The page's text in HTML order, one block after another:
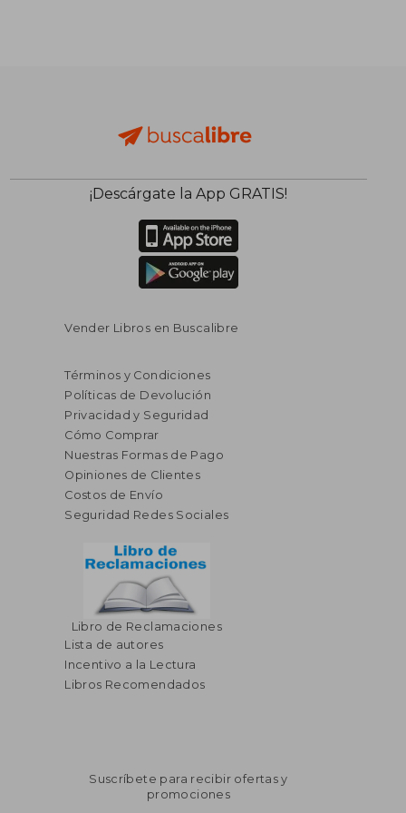
¡Descárgate la App GRATIS!
Vender Libros en Buscalibre
Términos y Condiciones
Políticas de Devolución
Privacidad y Seguridad
Cómo Comprar
Nuestras Formas de Pago
Opiniones de Clientes
Costos de Envío
Seguridad Redes Sociales
Libro de Reclamaciones
Lista de autores
Incentivo a la Lectura
Libros Recomendados
Suscríbete para recibir ofertas y
promociones